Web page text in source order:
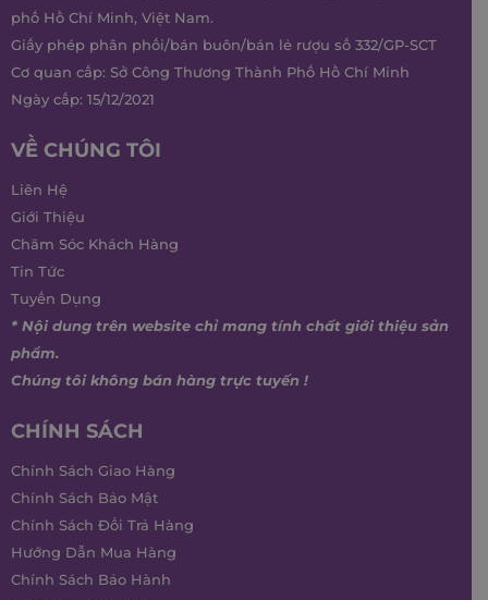
phố Hồ Chí Minh, Việt Nam.
Giấy phép phân phối/bán buôn/bán lẻ rượu số 332/GP-SCT
Cơ quan cấp: Sở Công Thương Thành Phố Hồ Chí Minh
Ngày cấp: 15/12/2021
VỀ CHÚNG TÔI
Liên Hệ
Giới Thiệu
Chăm Sóc Khách Hàng
Tin Tức
Tuyển Dụng
* Nội dung trên website chỉ mang tính chất giới thiệu sản
phẩm.
Chúng tôi không bán hàng trực tuyến !
CHÍNH SÁCH
Chính Sách Giao Hàng
Chính Sách Bảo Mật
Chính Sách Đổi Trả Hàng
Hướng Dẫn Mua Hàng
Chính Sách Bảo Hành